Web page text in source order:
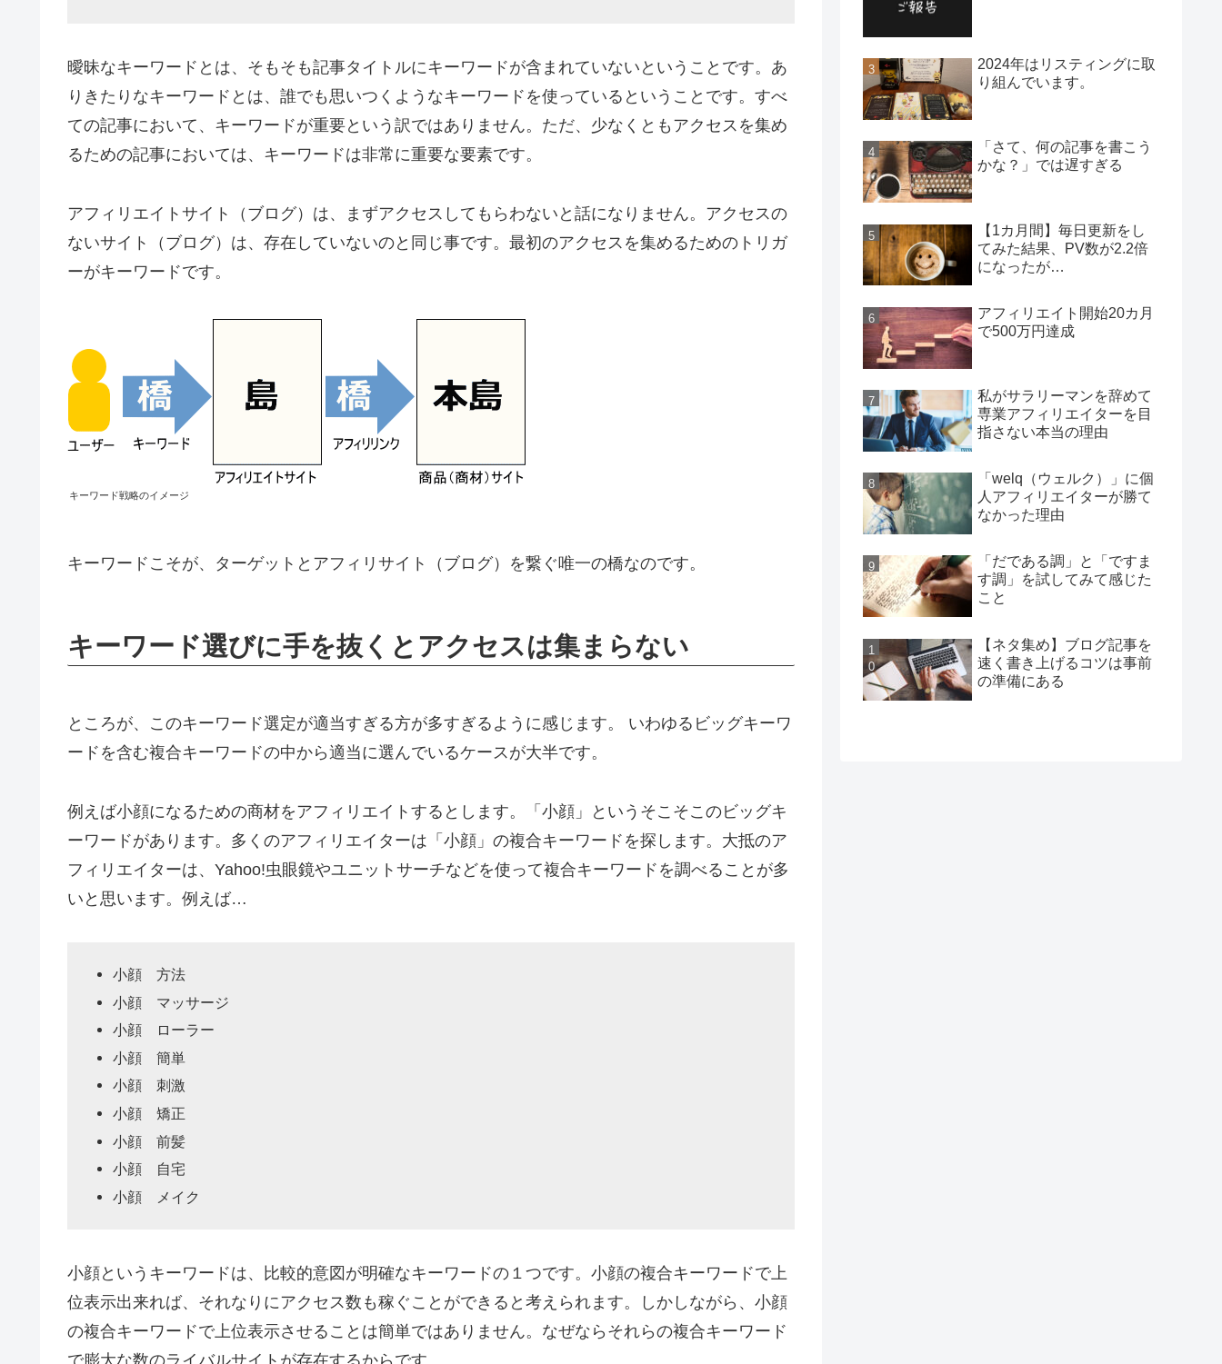
曖昧なキーワードとは、そもそも記事タイトルにキーワードが含まれていないということです。あ
りきたりなキーワードとは、誰でも思いつくようなキーワードを使っているということです。すべ
ての記事において、キーワードが重要という訳ではありません。ただ、少なくともアクセスを集め
るための記事においては、キーワードは非常に重要な要素です。
アフィリエイトサイト（ブログ）は、まずアクセスしてもらわないと話になりません。アクセスの
ないサイト（ブログ）は、存在していないのと同じ事です。最初のアクセスを集めるためのトリガ
ーがキーワードです。
キーワード戦略のイメージ
キーワードこそが、ターゲットとアフィリサイト（ブログ）を繋ぐ唯一の橋なのです。
キーワード選びに手を抜くとアクセスは集まらない
ところが、このキーワード選定が適当すぎる方が多すぎるように感じます。 いわゆるビッグキーワ
ードを含む複合キーワードの中から適当に選んでいるケースが大半です。
例えば小顔になるための商材をアフィリエイトするとします。「小顔」というそこそこのビッグキ
ーワードがあります。多くのアフィリエイターは「小顔」の複合キーワードを探します。大抵のア
フィリエイターは、Yahoo!虫眼鏡やユニットサーチなどを使って複合キーワードを調べることが多
いと思います。例えば…
小顔 方法
小顔 マッサージ
小顔 ローラー
小顔 簡単
小顔 刺激
小顔 矯正
小顔 前髪
小顔 自宅
小顔 メイク
小顔というキーワードは、比較的意図が明確なキーワードの１つです。小顔の複合キーワードで上
位表示出来れば、それなりにアクセス数も稼ぐことができると考えられます。しかしながら、小顔
の複合キーワードで上位表示させることは簡単ではありません。なぜならそれらの複合キーワード
2024年はリスティングに取
り組んでいます。
「さて、何の記事を書こう
かな？」では遅すぎる
【1カ月間】毎日更新をし
てみた結果、PV数が2.2倍
になったが…
アフィリエイト開始20カ月
で500万円達成
私がサラリーマンを辞めて
専業アフィリエイターを目
指さない本当の理由
「welq（ウェルク）」に個
人アフィリエイターが勝て
なかった理由
「だである調」と「ですま
す調」を試してみて感じた
こと
【ネタ集め】ブログ記事を
速く書き上げるコツは事前
の準備にある